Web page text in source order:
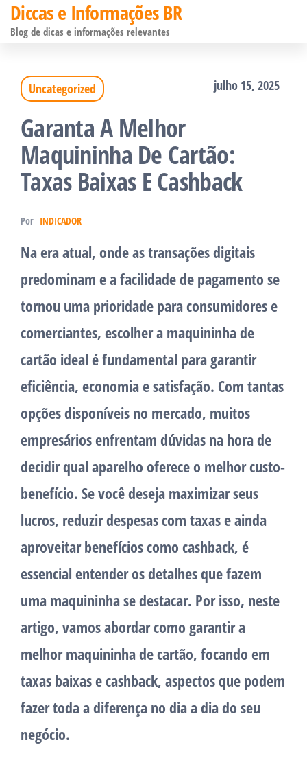
Pular
para
conteúdo
Diccas e Informações BR
Blog de dicas e informações relevantes
Uncategorized julho 15, 2025
Garanta A Melhor
Maquininha De Cartão:
Taxas Baixas E Cashback
Por INDICADOR
Na era atual, onde as transações digitais
predominam e a facilidade de pagamento se
tornou uma prioridade para consumidores e
comerciantes, escolher a maquininha de
cartão ideal é fundamental para garantir
eficiência, economia e satisfação. Com tantas
opções disponíveis no mercado, muitos
empresários enfrentam dúvidas na hora de
decidir qual aparelho oferece o melhor custo-
benefício. Se você deseja maximizar seus
lucros, reduzir despesas com taxas e ainda
aproveitar benefícios como cashback, é
essencial entender os detalhes que fazem
uma maquininha se destacar. Por isso, neste
artigo, vamos abordar como garantir a
melhor maquininha de cartão, focando em
taxas baixas e cashback, aspectos que podem
fazer toda a diferença no dia a dia do seu
negócio.